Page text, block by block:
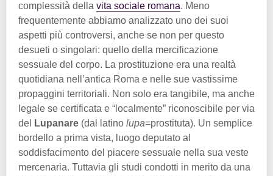
complessità della vita sociale romana. Meno
frequentemente abbiamo analizzato uno dei suoi
aspetti più controversi, anche se non per questo
desueti o singolari: quello della mercificazione
sessuale del corpo. La prostituzione era una realtà
quotidiana nell’antica Roma e nelle sue vastissime
propaggini territoriali. Non solo era tangibile, ma anche
legale se certificata e “localmente” riconoscibile per via
del
Lupanare (dal latino lupa=prostituta). Un semplice
bordello a prima vista, luogo deputato al
soddisfacimento del piacere sessuale nella sua veste
mercenaria. Tuttavia gli studi condotti in merito da una